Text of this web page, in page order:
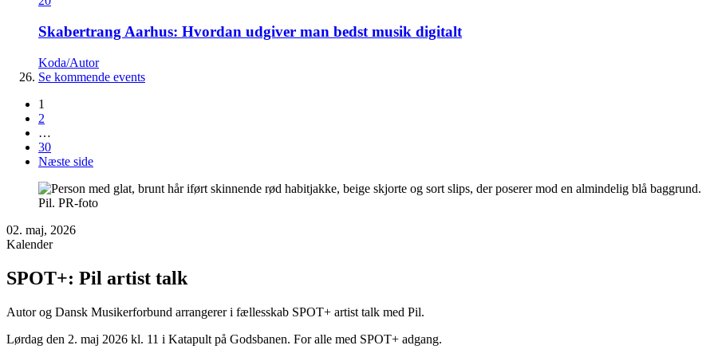
Skabertrang Aarhus: Hvordan udgiver man bedst musik digitalt
Koda/Autor
Se kommende events
1
2
…
30
Næste side
Pil. PR-foto
02. maj, 2026
Kalender
SPOT+: Pil artist talk
Autor og Dansk Musikerforbund arrangerer i fællesskab SPOT+ artist talk med Pil.
Lørdag den 2. maj 2026 kl. 11 i Katapult på Godsbanen. For alle med SPOT+ adgang.